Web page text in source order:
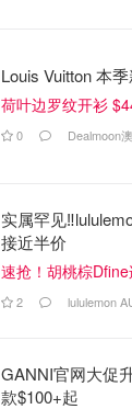
Louis Vuitton 本
荷叶边罗纹开衫
0 Dealmoon
实属罕见
接近半价
速抢！胡桃棕
2 lululemon
GANNI官网大促
款$100+起